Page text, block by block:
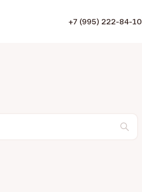
+7 (995) 222-84-10